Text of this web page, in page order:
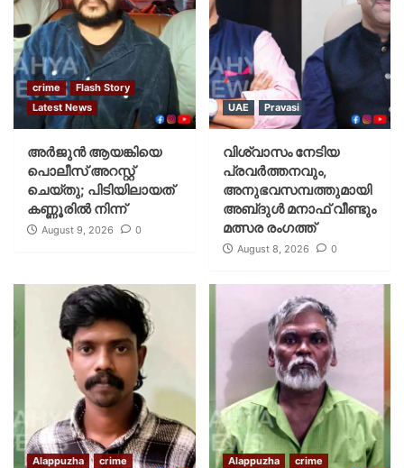
crime
Flash Story
Latest News
അർജുൻ ആയങ്കിയെ
പൊലീസ് അറസ്റ്റ്
ചെയ്‌തു; പിടിയിലായത്
കണ്ണൂരിൽ നിന്ന്
August 9, 2026 0
UAE Pravasi
വിശ്വാസം നേടിയ
പ്രവർത്തനവും,
അനുഭവസമ്പത്തുമായി
അബ്‌ദുൾ മനാഫ് വീണ്ടും
മത്സര രംഗത്ത്
August 8, 2026 0
Alappuzha crime Alappuzha crime